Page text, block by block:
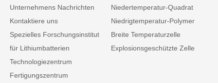
Unternehmens Nachrichten
Kontaktiere uns
Spezielles Forschungsinstitut
für Lithiumbatterien
Technologiezentrum
Fertigungszentrum
Niedertemperatur-Quadrat
Niedrigtemperatur-Polymer
Breite Temperaturzelle
Explosionsgeschützte Zelle